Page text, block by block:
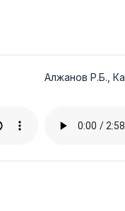
Алжанов Р.Б.,